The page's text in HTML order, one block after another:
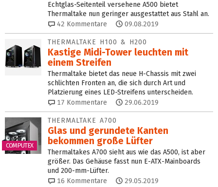
Echtglas-Seitenteil versehene A500 bietet
Thermaltake nun geringer ausgestattet aus Stahl an.
42 Kommentare 09.08.2019
THERMALTAKE H100 & H200
Kastige Midi-Tower leuchten mit
einem Streifen
Thermaltake bietet das neue H-Chassis mit zwei
schlichten Fronten an, die sich durch Art und
Platzierung eines LED-Streifens unterscheiden.
17 Kommentare 29.06.2019
COMPUTEX
THERMALTAKE A700
Glas und gerundete Kanten
bekommen große Lüfter
Thermaltakes A700 sieht aus wie das A500, ist aber
größer. Das Gehäuse fasst nun E-ATX-Mainboards
und 200-mm-Lüfter.
16 Kommentare 29.05.2019